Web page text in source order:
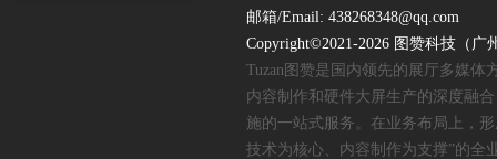
邮箱/Email: 438268348@qq.com
Copyright©2021-2026 图赞科技（
Tuzan图赞是国内领先的展厅多媒
内容制作和硬件大屏生产的深度融
施的一站式服务。在业务布局上，
技术为核心、内容制作为支撑”的全